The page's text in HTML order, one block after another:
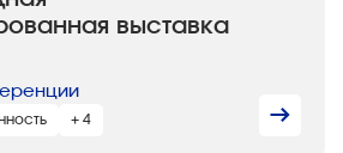
выставка
+ 4